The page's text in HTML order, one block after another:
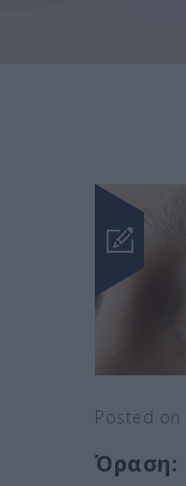
Posted on
Όραση: